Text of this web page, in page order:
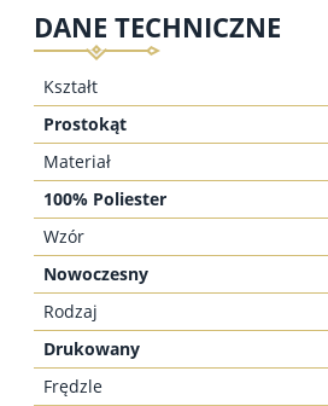
DANE TECHNICZNE
Kształt
Prostokąt
Materiał
100% Poliester
Wzór
Nowoczesny
Rodzaj
Drukowany
Frędzle